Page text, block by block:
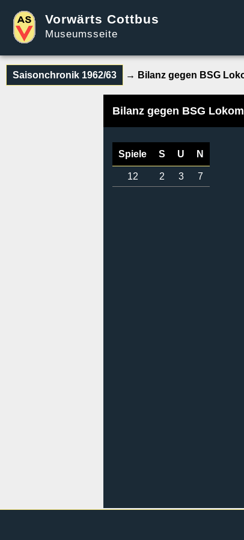
Vorwärts Cottbus
Museumsseite
Saisonchronik 1962/63 → Bilanz gegen BSG
Bilanz gegen BSG
Spiele S U N
12 2 3 7